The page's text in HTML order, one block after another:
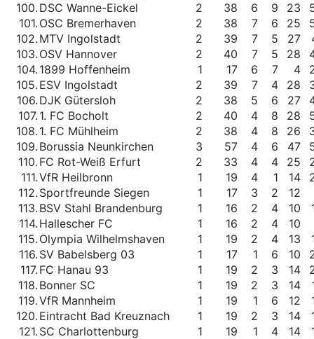
100. DSC Wanne-Eickel 2 38 6 9 23
101. OSC Bremerhaven 2 38 7 6 25
102. MTV Ingolstadt 2 39 7 5 27
103. OSV Hannover 2 40 7 5 28
104. 1899 Hoffenheim 1 17 6 7 4
105. ESV Ingolstadt 2 39 7 4 28
106. DJK Gütersloh 2 38 5 6 27
107. 1. FC Bocholt 2 40 4 8 28
108. 1. FC Mühlheim 2 38 4 8 26
109. Borussia Neunkirchen 3 57 4 6 47
110. FC Rot-Weiß Erfurt 2 33 4 4 25
111.VfR Heilbronn 1 19 4 1 14
112. Sportfreunde Siegen 1 17 3 2 12
113. BSV Stahl Brandenburg 1 16 2 4 10
114. Hallescher FC 1 16 2 4 10
115. Olympia Wilhelmshaven 1 19 2 4 13
116. SV Babelsberg 03 1 17 1 6 10
117. FC Hanau 93 1 19 2 3 14
118. Bonner SC 1 19 2 3 14
119.VfR Mannheim 1 19 1 6 12
120. Eintracht Bad Kreuznach 1 19 2 3 14
121. SC Charlottenburg 1 19 1 4 14